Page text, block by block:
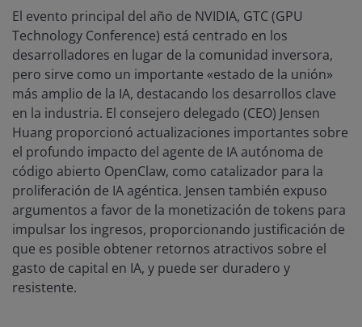
El evento principal del año de NVIDIA, GTC (GPU
Technology Conference) está centrado en los
desarrolladores en lugar de la comunidad inversora,
pero sirve como un importante «estado de la unión»
más amplio de la IA, destacando los desarrollos clave
en la industria. El consejero delegado (CEO) Jensen
Huang proporcionó actualizaciones importantes sobre
el profundo impacto del agente de IA autónoma de
código abierto OpenClaw, como catalizador para la
proliferación de IA agéntica. Jensen también expuso
argumentos a favor de la monetización de tokens para
impulsar los ingresos, proporcionando justificación de
que es posible obtener retornos atractivos sobre el
gasto de capital en IA, y puede ser duradero y
resistente.